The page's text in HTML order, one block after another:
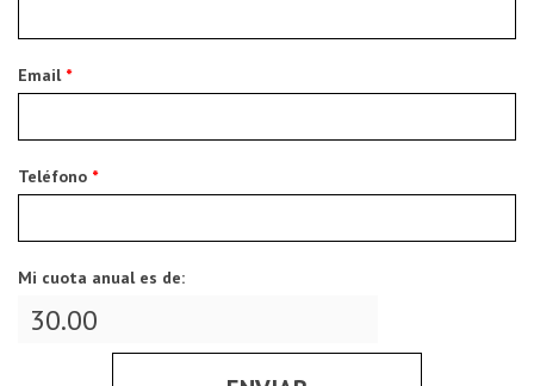
Email *
Teléfono *
Mi cuota anual es de: